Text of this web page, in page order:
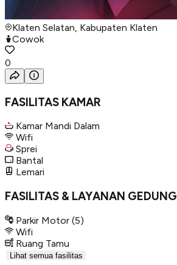
Klaten Selatan, Kabupaten Klaten
Cowok
0
FASILITAS KAMAR
Kamar Mandi Dalam
Wifi
Sprei
Bantal
Lemari
FASILITAS & LAYANAN GEDUNG
Parkir Motor (5)
Wifi
Ruang Tamu
Lihat semua fasilitas